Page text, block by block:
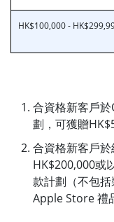
HK$100,000 -
合資格新客戶
劃，可獲贈
合資格新客戶
HK$200,000或
款計劃（不包
Apple Store 禮